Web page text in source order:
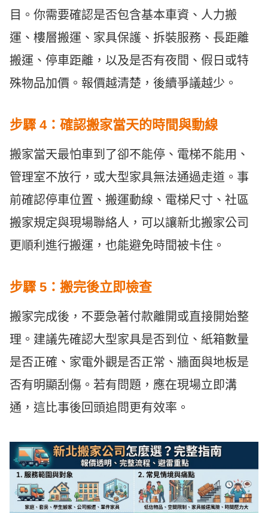
目。你需要確認是否包含基本車資、人力搬
運、樓層搬運、家具保護、拆裝服務、長距離
搬運、停車距離，以及是否有夜間、假日或特
殊物品加價。報價越清楚，後續爭議越少。
步驟 4：確認搬家當天的時間與動線
搬家當天最怕車到了卻不能停、電梯不能用、
管理室不放行，或大型家具無法通過走道。事
前確認停車位置、搬運動線、電梯尺寸、社區
搬家規定與現場聯絡人，可以讓新北搬家公司
更順利進行搬運，也能避免時間被卡住。
步驟 5：搬完後立即檢查
搬家完成後，不要急著付款離開或直接開始整
理。建議先確認大型家具是否到位、紙箱數量
是否正確、家電外觀是否正常、牆面與地板是
否有明顯刮傷。若有問題，應在現場立即溝
通，這比事後回頭追問更有效率。